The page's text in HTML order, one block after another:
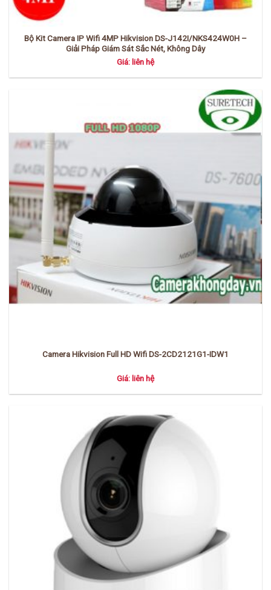
Bộ Kit Camera IP Wifi 4MP Hikvision DS-J142I/NKS424W0H –
Giải Pháp Giám Sát Sắc Nét, Không Dây
Giá: liên hệ
Camera Hikvision Full HD Wifi DS-2CD2121G1-IDW1
Giá: liên hệ